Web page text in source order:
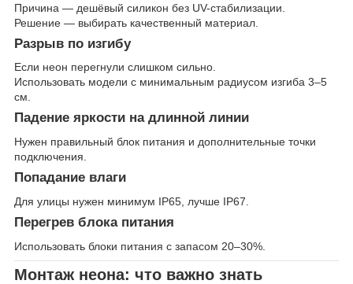
Причина — дешёвый силикон без UV-стабилизации.
Решение — выбирать качественный материал.
Разрыв по изгибу
Если неон перегнули слишком сильно.
Использовать модели с минимальным радиусом изгиба 3–5
см.
Падение яркости на длинной линии
Нужен правильный блок питания и дополнительные точки
подключения.
Попадание влаги
Для улицы нужен минимум IP65, лучше IP67.
Перегрев блока питания
Использовать блоки питания с запасом 20–30%.
Монтаж неона: что важно знать